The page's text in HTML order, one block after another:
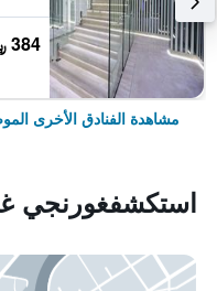
384 ﷼
مشاهدة الفنادق الأخرى
استكشفغورنجي